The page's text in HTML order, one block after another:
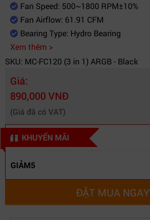
Fan Speed: 500~1800 RPM±10%
Fan Airflow: 61.91 CFM
Bearing Type: Hydro Bearing
Xem thêm >
SKU: MC-FC120 (3 in 1) ARGB - Black
Giá:
890,000 VNĐ
(Giá đã có VAT)
KHUYẾN MÃI
GIẢM5
ĐẶT MUA NGAY